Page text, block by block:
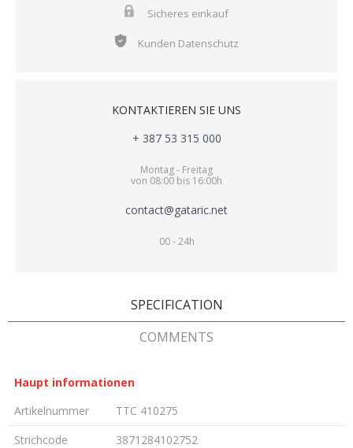
Sicheres einkauf
Kunden Datenschutz
KONTAKTIEREN SIE UNS
+ 387 53 315 000
Montag - Freitag
von 08:00 bis 16:00h
contact@gataric.net
00 - 24h
SPECIFICATION
COMMENTS
Haupt informationen
Artikelnummer
TTC 410275
Strichcode
3871284102752